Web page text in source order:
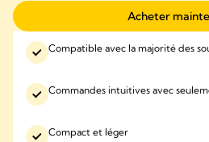
Acheter
Compatible avec la majorité des
Commandes intuitives avec
Compact et léger